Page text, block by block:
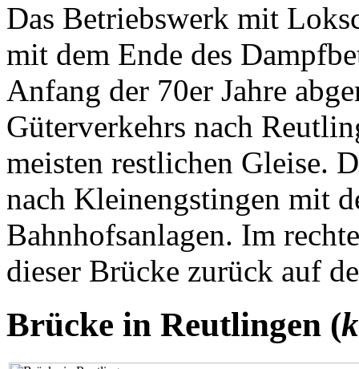
Das Betriebswerk mit
mit dem Ende des
Anfang der 70er Jahre
Güterverkehrs nach
meisten restlichen Gleise.
nach Kleinengstingen mit
Bahnhofsanlagen. Im
dieser Brücke zurück auf
Brücke in Reutlingen (